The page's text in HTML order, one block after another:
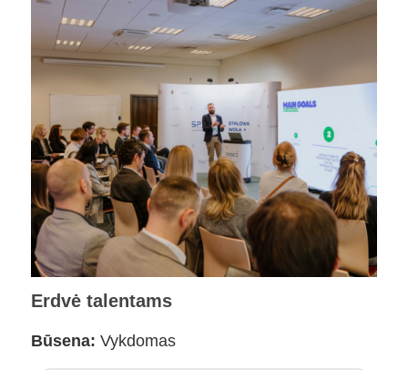
Erdvė talentams
Būsena: Vykdomas